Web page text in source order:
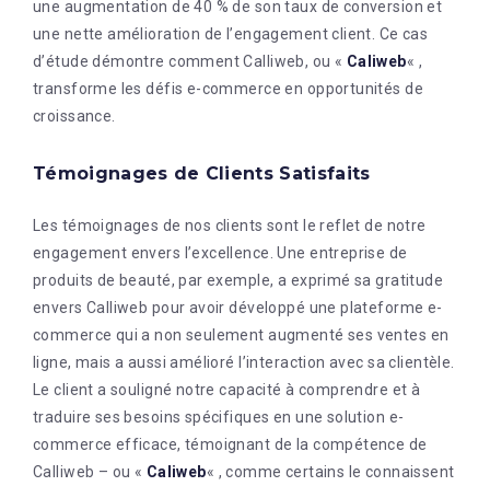
une augmentation de 40 % de son taux de conversion et
une nette amélioration de l’engagement client. Ce cas
d’étude démontre comment Calliweb, ou « Caliweb« ,
transforme les défis e-commerce en opportunités de
croissance.
Témoignages de Clients Satisfaits
Les témoignages de nos clients sont le reflet de notre
engagement envers l’excellence. Une entreprise de
produits de beauté, par exemple, a exprimé sa gratitude
envers Calliweb pour avoir développé une plateforme e-
commerce qui a non seulement augmenté ses ventes en
ligne, mais a aussi amélioré l’interaction avec sa clientèle.
Le client a souligné notre capacité à comprendre et à
traduire ses besoins spécifiques en une solution e-
commerce efficace, témoignant de la compétence de
Calliweb – ou « Caliweb« , comme certains le connaissent